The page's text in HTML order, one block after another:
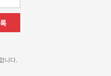
니다.